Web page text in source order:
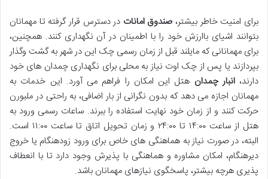
برای امنیت خاطر بیشتر، صندوق امانات در دسترس قرار گرفته تا مهمانان
بتوانند اشیای باارزش خود را با اطمینان در آن نگهداری کنند. همچنین،
برای مهمانانی که مایلند قبل از زمان رسمی چک این در شهر به گشت وگذار
بپردازند یا پس از چک اوت نیاز به محلی برای نگهداری چمدان های خود
دارند،انبار چمدان هتل این امکان را فراهم می آورد. این خدمات به
مهمانان اجازه می دهد که بدون نگرانی از بار اضافی، به راحتی در ملبورن
حرکت کنند و از زمان خود نهایت استفاده را ببرند. ساعات رسمی ورود به
هتل از ساعت ۱۴:۰۰ تا ۲۴:۰۰ و زمان تحویل اتاق تا ساعت ۱۱:۰۰ است.
البته، در صورت نیاز به هماهنگی های خاص برای ورود زودهنگام یا خروج
دیرهنگام، امکان مشاوره و هماهنگی با پذیرش وجود دارد تا با انعطاف
پذیری هرچه بیشتر، پاسخگوی نیازهای مهمانان باشد.